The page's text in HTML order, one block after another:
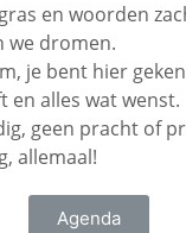
en woorden
we dromen.
je bent hier
en alles wat wenst.
geen pracht of
allemaal!
Agenda